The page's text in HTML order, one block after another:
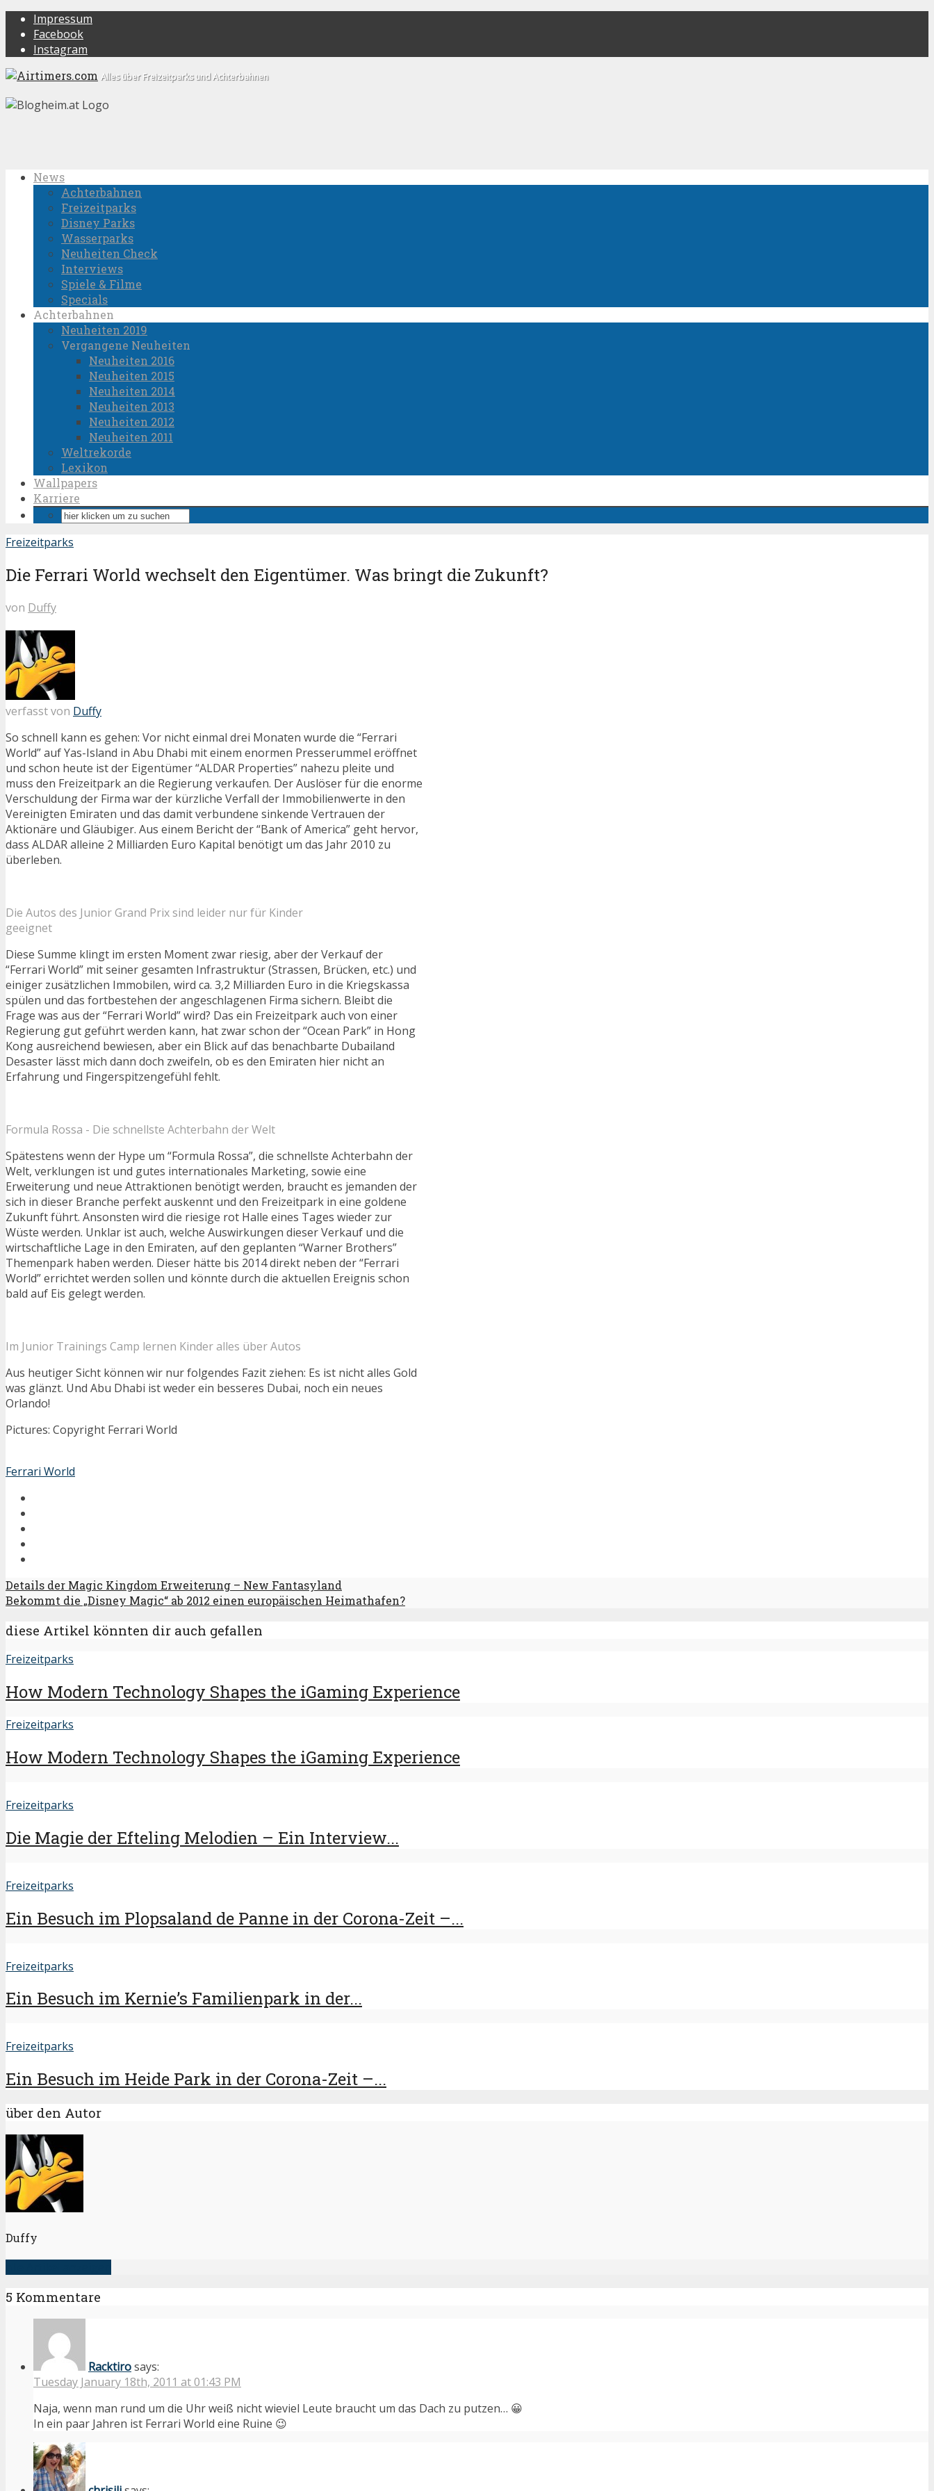
Impressum
Facebook
Instagram
Alles über Freizeitparks und Achterbahnen
News
Achterbahnen
Freizeitparks
Disney Parks
Wasserparks
Neuheiten Check
Interviews
Spiele & Filme
Specials
Achterbahnen
Neuheiten 2019
Vergangene Neuheiten
Neuheiten 2016
Neuheiten 2015
Neuheiten 2014
Neuheiten 2013
Neuheiten 2012
Neuheiten 2011
Weltrekorde
Lexikon
Wallpapers
Karriere
Freizeitparks
Die Ferrari World wechselt den Eigentümer. Was bringt die Zukunft?
von Duffy
verfasst von Duffy
So schnell kann es gehen: Vor nicht einmal drei Monaten wurde die “Ferrari
World” auf Yas-Island in Abu Dhabi mit einem enormen Presserummel eröffnet
und schon heute ist der Eigentümer “ALDAR Properties” nahezu pleite und
muss den Freizeitpark an die Regierung verkaufen. Der Auslöser für die enorme
Verschuldung der Firma war der kürzliche Verfall der Immobilienwerte in den
Vereinigten Emiraten und das damit verbundene sinkende Vertrauen der
Aktionäre und Gläubiger. Aus einem Bericht der “Bank of America” geht hervor,
dass ALDAR alleine 2 Milliarden Euro Kapital benötigt um das Jahr 2010 zu
überleben.
Die Autos des Junior Grand Prix sind leider nur für Kinder
geeignet
Diese Summe klingt im ersten Moment zwar riesig, aber der Verkauf der
“Ferrari World” mit seiner gesamten Infrastruktur (Strassen, Brücken, etc.) und
einiger zusätzlichen Immobilen, wird ca. 3,2 Milliarden Euro in die Kriegskassa
spülen und das fortbestehen der angeschlagenen Firma sichern. Bleibt die
Frage was aus der “Ferrari World” wird? Das ein Freizeitpark auch von einer
Regierung gut geführt werden kann, hat zwar schon der “Ocean Park” in Hong
Kong ausreichend bewiesen, aber ein Blick auf das benachbarte Dubailand
Desaster lässt mich dann doch zweifeln, ob es den Emiraten hier nicht an
Erfahrung und Fingerspitzengefühl fehlt.
Formula Rossa - Die schnellste Achterbahn der Welt
Spätestens wenn der Hype um “Formula Rossa”, die schnellste Achterbahn der
Welt, verklungen ist und gutes internationales Marketing, sowie eine
Erweiterung und neue Attraktionen benötigt werden, braucht es jemanden der
sich in dieser Branche perfekt auskennt und den Freizeitpark in eine goldene
Zukunft führt. Ansonsten wird die riesige rot Halle eines Tages wieder zur
Wüste werden. Unklar ist auch, welche Auswirkungen dieser Verkauf und die
wirtschaftliche Lage in den Emiraten, auf den geplanten “Warner Brothers”
Themenpark haben werden. Dieser hätte bis 2014 direkt neben der “Ferrari
World” errichtet werden sollen und könnte durch die aktuellen Ereignis schon
bald auf Eis gelegt werden.
Im Junior Trainings Camp lernen Kinder alles über Autos
Aus heutiger Sicht können wir nur folgendes Fazit ziehen: Es ist nicht alles Gold
was glänzt. Und Abu Dhabi ist weder ein besseres Dubai, noch ein neues
Orlando!
Pictures: Copyright Ferrari World
Ferrari World
Details der Magic Kingdom Erweiterung – New Fantasyland
Bekommt die „Disney Magic“ ab 2012 einen europäischen Heimathafen?
diese Artikel könnten dir auch gefallen
Freizeitparks
How Modern Technology Shapes the iGaming Experience
Freizeitparks
How Modern Technology Shapes the iGaming Experience
Freizeitparks
Die Magie der Efteling Melodien – Ein Interview...
Freizeitparks
Ein Besuch im Plopsaland de Panne in der Corona-Zeit –...
Freizeitparks
Ein Besuch im Kernie’s Familienpark in der...
Freizeitparks
Ein Besuch im Heide Park in der Corona-Zeit –...
über den Autor
Duffy
5 Kommentare
Racktirosays:
Tuesday January 18th, 2011 at 01:43 PM
Naja, wenn man rund um die Uhr weiß nicht wieviel Leute braucht um das Dach zu putzen… 😀
In ein paar Jahren ist Ferrari World eine Ruine 😉